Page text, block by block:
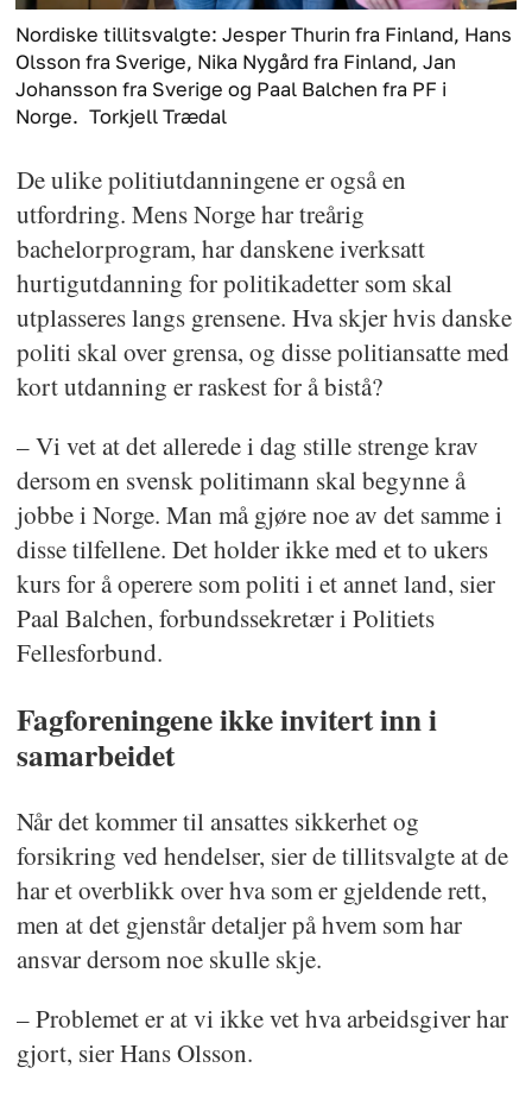
Nordiske tillitsvalgte: Jesper Thurin fra Finland, Hans
Olsson fra Sverige, Nika Nygård fra Finland, Jan
Johansson fra Sverige og Paal Balchen fra PF i
Norge. Torkjell Trædal
De ulike politiutdanningene er også en
utfordring. Mens Norge har treårig
bachelorprogram, har danskene iverksatt
hurtigutdanning for politikadetter som skal
utplasseres langs grensene. Hva skjer hvis danske
politi skal over grensa, og disse politiansatte med
kort utdanning er raskest for å bistå?
– Vi vet at det allerede i dag stille strenge krav
dersom en svensk politimann skal begynne å
jobbe i Norge. Man må gjøre noe av det samme i
disse tilfellene. Det holder ikke med et to ukers
kurs for å operere som politi i et annet land, sier
Paal Balchen, forbundssekretær i Politiets
Fellesforbund.
Fagforeningene ikke invitert inn i
samarbeidet
Når det kommer til ansattes sikkerhet og
forsikring ved hendelser, sier de tillitsvalgte at de
har et overblikk over hva som er gjeldende rett,
men at det gjenstår detaljer på hvem som har
ansvar dersom noe skulle skje.
– Problemet er at vi ikke vet hva arbeidsgiver har
gjort, sier Hans Olsson.